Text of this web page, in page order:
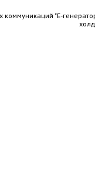
коммуникаций "Е-